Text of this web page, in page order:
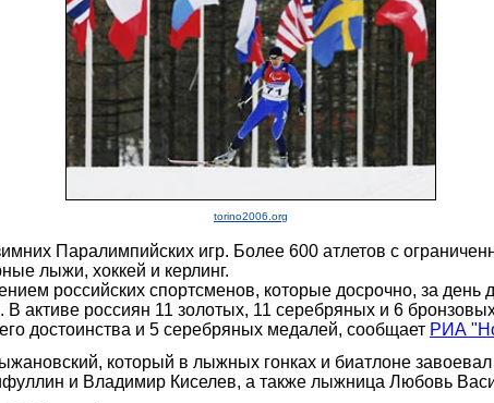
torino2006.org
Паралимпийских игр. Более 600 атлетов с
лыжи, хоккей и керлинг.
российских спортсменов, которые досрочно, за
активе россиян 11 золотых, 11 серебряных и 6
достоинства и 5 серебряных медалей, сообщает РИА
который в лыжных гонках и биатлоне
и Владимир Киселев, а также лыжница Любовь